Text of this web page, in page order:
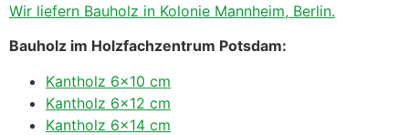
Wir liefern Bauholz in Kolonie Mannheim, Berlin.
Bauholz im Holzfachzentrum Potsdam:
Kantholz 6×10 cm
Kantholz 6×12 cm
Kantholz 6×14 cm